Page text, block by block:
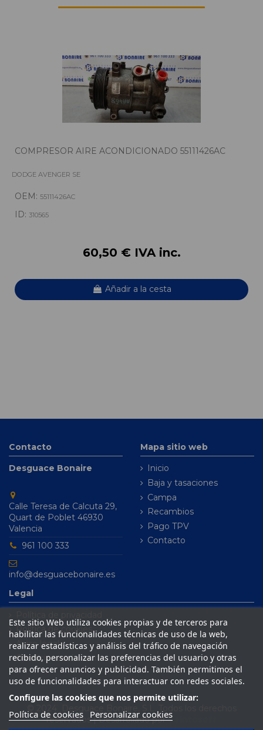
COMPRESOR AIRE ACONDICIONADO 55111426AC
DODGE AVENGER SE
OEM: 55111426AC
ID: 310565
60,50 € IVA inc.
Añadir a la cesta
Contacto
Desguace Bonaire
Calle Teresa de Calcuta 29,
Quart de Poblet 46930
Valencia
961 100 333
info@desguacebonaire.es
Mapa sitio web
Inicio
Baja y tasaciones
Campa
Recambios
Pago TPV
Contacto
Legal
Política de cookies
Aviso legal
Condiciones de venta
Este sitio Web utiliza cookies propias y de terceros para
habilitar las funcionalidades técnicas de uso de la web,
realizar estadísticas y análisis del tráfico de navegación
recibido, personalizar las preferencias del usuario y otras
para ofrecer anuncios y publicidad. También permitimos el
uso de funcionalidades para interactuar con redes sociales.
Configure las cookies que nos permite utilizar:
Política de cookies Personalizar cookies
reservados | Desarrollado porSeintosoft